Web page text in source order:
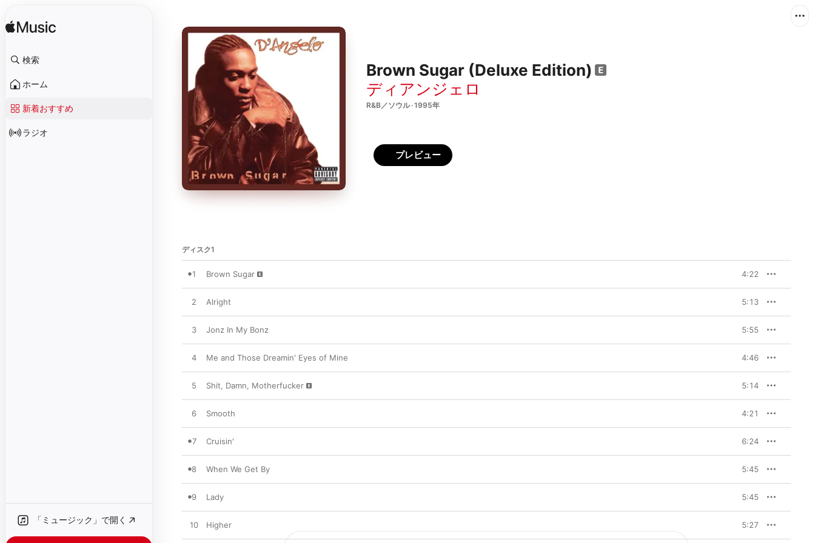
検索
ホーム
新着おすすめ
ラジオ
「ミュージック」で開く
Brown Sugar (Deluxe Edition)
ディアンジェロ
R&B／ソウル · 1995年
プレビュー
ディスク1
1 Brown Sugar 4:22
2 Alright 5:13
3 Jonz In My Bonz 5:55
4 Me and Those Dreamin' Eyes of Mine 4:46
5 Shit, Damn, Motherfucker 5:14
6 Smooth 4:21
7 Cruisin' 6:24
8 When We Get By 5:45
9 Lady 5:45
10 Higher 5:27